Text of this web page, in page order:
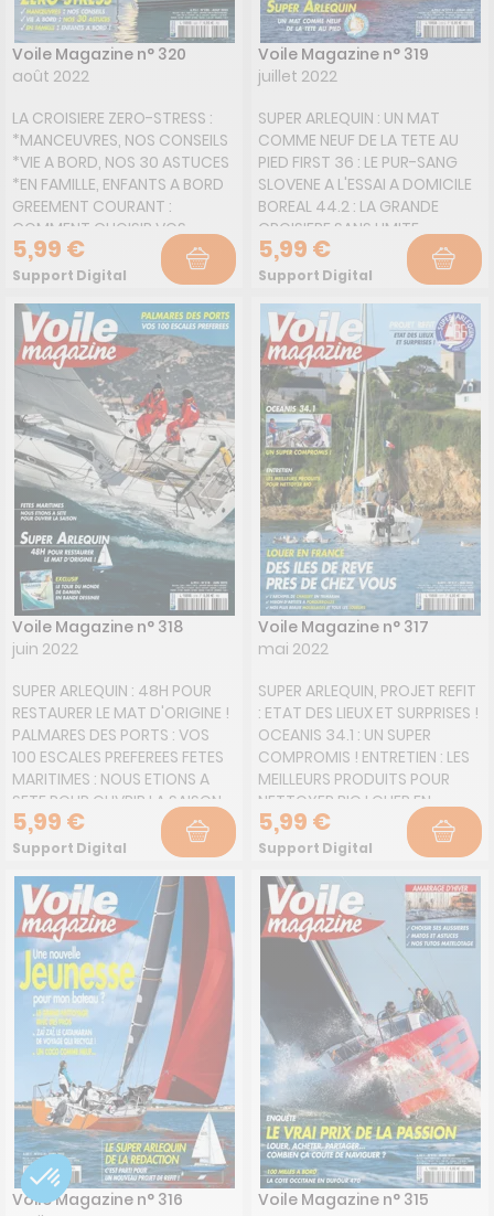
Voile Magazine n° 320
août 2022
LA CROISIERE ZERO-STRESS :
*MANCEUVRES, NOS CONSEILS
*VIE A BORD, NOS 30 ASTUCES
*EN FAMILLE, ENFANTS A BORD
GREEMENT COURANT :
COMMENT CHOISIR VOS
CORDAGES ? RUBI'S CUP : UNE
PREMIERE EDITION MEMORABLE
CHARME 70's...
5,99 €
Support Digital
Voile Magazine n° 319
juillet 2022
SUPER ARLEQUIN : UN MAT
COMME NEUF DE LA TETE AU
PIED FIRST 36 : LE PUR-SANG
SLOVENE A L'ESSAI A DOMICILE
BOREAL 44.2 : LA GRANDE
CROISIERE SANS LIMITE
AVENTURE : LA TRANSAT DE ZAI
ZAI TOUS AU RAPPEL ! SPECIAL
3R, HAPPY CAT, RS 500, RS CAT
16, NACRA 500, VIPER...)
5,99 €
Support Digital
Voile Magazine n° 318
juin 2022
SUPER ARLEQUIN : 48H POUR
RESTAURER LE MAT D'ORIGINE !
PALMARES DES PORTS : VOS
100 ESCALES PREFEREES FETES
MARITIMES : NOUS ETIONS A
SETE POUR OUVRIR LA SAISON
EXCLUSIF : LE TOUR DU MONDE
DE DAMIEN EN BANDE DESSINEE
5,99 €
Support Digital
Voile Magazine n° 317
mai 2022
SUPER ARLEQUIN, PROJET REFIT
: ETAT DES LIEUX ET SURPRISES !
OCEANIS 34.1 : UN SUPER
COMPROMIS ! ENTRETIEN : LES
MEILLEURS PRODUITS POUR
NETTOYER BIO LOUER EN
FRANCE : DES ILES DE REVE PRES
DE CHEZ VOUS
5,99 €
Support Digital
Voile Magazine n° 316
Voile Magazine n° 315